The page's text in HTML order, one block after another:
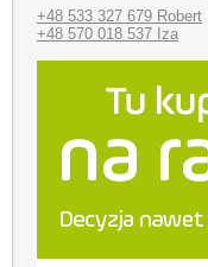
+48 533 327 679 Robert
+48 570 018 537 Iza